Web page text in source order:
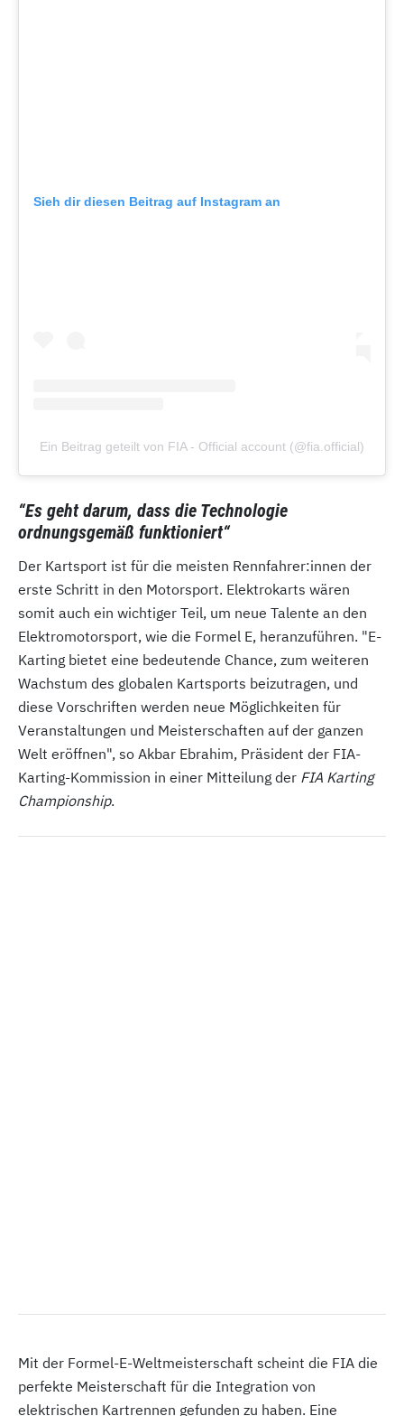
Sieh dir diesen Beitrag auf Instagram an
Ein Beitrag geteilt von FIA - Official account (@fia.official)
“Es geht darum, dass die Technologie
ordnungsgemäß funktioniert“
Der Kartsport ist für die meisten Rennfahrer:innen der
erste Schritt in den Motorsport. Elektrokarts wären
somit auch ein wichtiger Teil, um neue Talente an den
Elektromotorsport, wie die Formel E, heranzuführen. "E-
Karting bietet eine bedeutende Chance, zum weiteren
Wachstum des globalen Kartsports beizutragen, und
diese Vorschriften werden neue Möglichkeiten für
Veranstaltungen und Meisterschaften auf der ganzen
Welt eröffnen", so Akbar Ebrahim, Präsident der FIA-
Karting-Kommission in einer Mitteilung der FIA Karting
Championship.
Mit der Formel-E-Weltmeisterschaft scheint die FIA die
perfekte Meisterschaft für die Integration von
elektrischen Kartrennen gefunden zu haben. Eine